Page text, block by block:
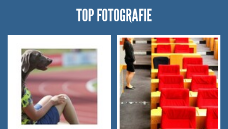
TOP FOTOGRAFIE